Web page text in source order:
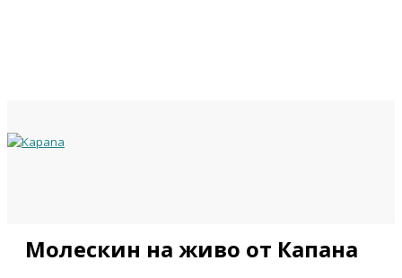
Молескин на живо от Капана
Year
Month
Year
Month